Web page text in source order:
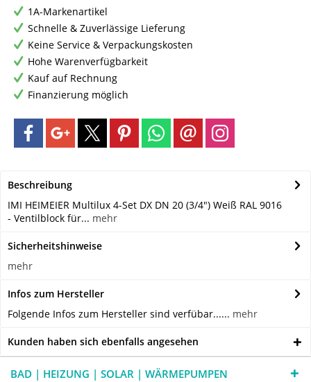
1A-Markenartikel
Schnelle & Zuverlässige Lieferung
Keine Service & Verpackungskosten
Hohe Warenverfügbarkeit
Kauf auf Rechnung
Finanzierung möglich
Beschreibung
IMI HEIMEIER Multilux 4-Set DX DN 20 (3/4") Weiß RAL 9016
- Ventilblock für... mehr
Sicherheitshinweise
mehr
Infos zum Hersteller
Folgende Infos zum Hersteller sind verfübar...... mehr
Kunden haben sich ebenfalls angesehen
BAD | HEIZUNG | SOLAR | WÄRMEPUMPEN